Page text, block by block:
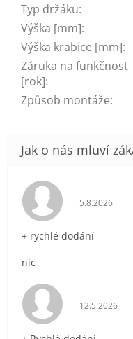
Typ držáku:
Výška [mm]:
Výška krabice [mm]:
Záruka na funkčnost
[rok]:
Způsob montáže:
Hodnocení
5.8.2026
+ rychlé dodání
nic
Hodnocení
12.5.2026